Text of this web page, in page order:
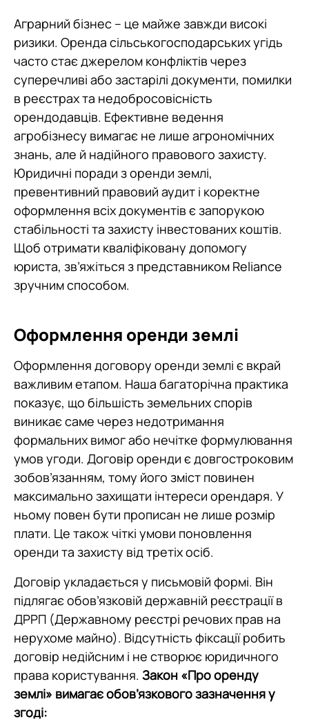
Аграрний бізнес – це майже завжди високі
ризики. Оренда сільськогосподарських угідь
часто стає джерелом конфліктів через
суперечливі або застарілі документи, помилки
в реєстрах та недобросовісність
орендодавців. Ефективне ведення
агробізнесу вимагає не лише агрономічних
знань, але й надійного правового захисту.
Юридичні поради з оренди землі,
превентивний правовий аудит і коректне
оформлення всіх документів є запорукою
стабільності та захисту інвестованих коштів.
Щоб отримати кваліфіковану допомогу
юриста, зв’яжіться з представником Reliance
зручним способом.
Оформлення оренди землі
Оформлення договору оренди землі є вкрай
важливим етапом. Наша багаторічна практика
показує, що більшість земельних спорів
виникає саме через недотримання
формальних вимог або нечітке формулювання
умов угоди. Договір оренди є довгостроковим
зобов’язанням, тому його зміст повинен
максимально захищати інтереси орендаря. У
ньому повен бути прописан не лише розмір
плати. Це також чіткі умови поновлення
оренди та захисту від третіх осіб.
Договір укладається у письмовій формі. Він
підлягає обов’язковій державній реєстрації в
ДРРП (Державному реєстрі речових прав на
нерухоме майно). Відсутність фіксації робить
договір недійсним і не створює юридичного
права користування. Закон «Про оренду
землі» вимагає обов’язкового зазначення у
згоді: